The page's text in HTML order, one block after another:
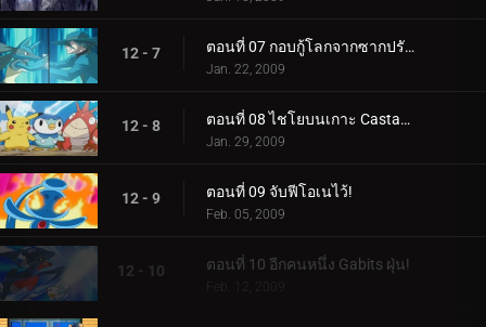
12 - 7 ตอนที่ 07 กอบกู้โลกจากซากปรักหักพัง!
Jan. 22, 2009
12 - 8 ตอนที่ 08 ไชโยบนเกาะ Castaways!
Jan. 29, 2009
12 - 9 ตอนที่ 09 จับฟีโอเนไว้!
Feb. 05, 2009
12 - 10 ตอนที่ 10 อีกคนหนึ่ง Gabits ฝุ่น!
Feb. 12, 2009